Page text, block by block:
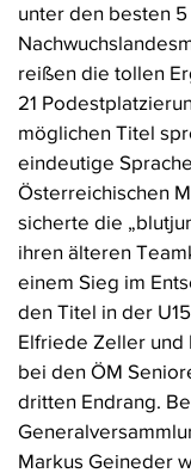
unter den besten
reißen die tollen
21
möglichen Titel
eindeutige
Österreichischen
sicherte die
ihren älteren
einem Sieg im
den Titel in der
Elfriede Zeller und
bei den ÖM
dritten Endrang.
Markus Geineder